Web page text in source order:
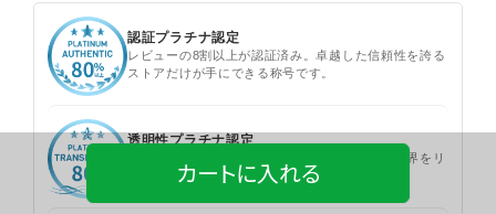
カートに入れる
認証プラチナ認定
レビューの8割以上が認証済み。卓越した信頼性を誇る
ストアだけが手にできる称号です。
透明性プラチナ認定
レビューの8割以上を公開。圧倒的な透明性で業界をリ
ードするストアだけの称号です。